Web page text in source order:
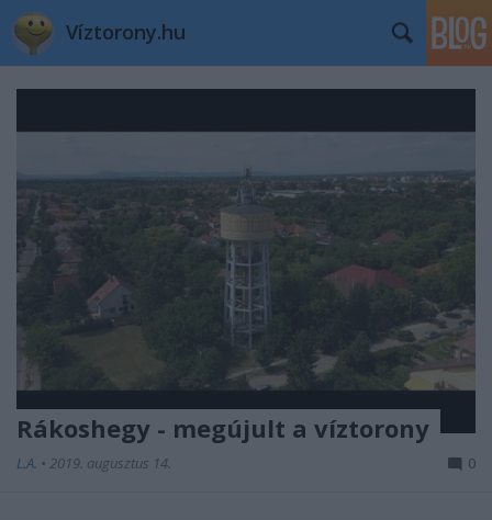
Víztorony.hu
Rákoshegy - megújult a víztorony
L.A. • 2019. augusztus 14. 0